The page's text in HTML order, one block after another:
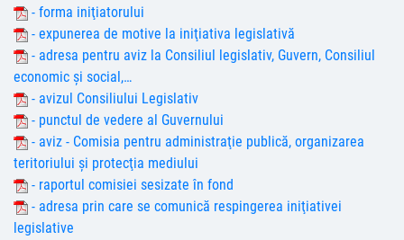
- forma iniţiatorului
- expunerea de motive la iniţiativa legislativă
- adresa pentru aviz la Consiliul legislativ, Guvern, Consiliul
economic şi social,…
- avizul Consiliului Legislativ
- punctul de vedere al Guvernului
- aviz - Comisia pentru administraţie publică, organizarea
teritoriului şi protecţia mediului
- raportul comisiei sesizate în fond
- adresa prin care se comunică respingerea iniţiativei
legislative